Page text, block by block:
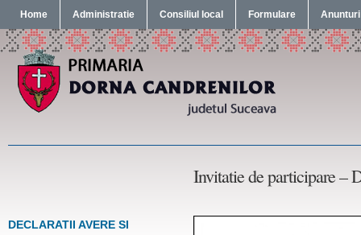
Home Administratie Consiliul local Formulare Anunturi
Invitatie de participare –
DECLARATII AVERE SI